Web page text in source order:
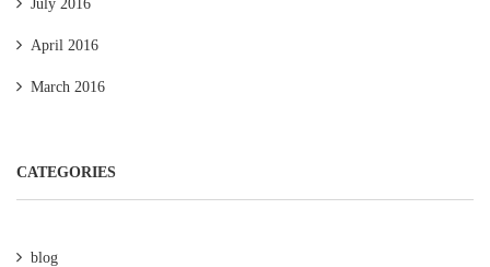
July 2016
April 2016
March 2016
CATEGORIES
blog